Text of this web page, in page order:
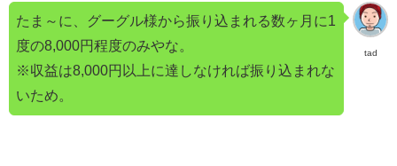
tad
たま～に、グーグル様から振り込まれる数ヶ月に1
度の8,000円程度のみやな。
※収益は8,000円以上に達しなければ振り込まれな
いため。